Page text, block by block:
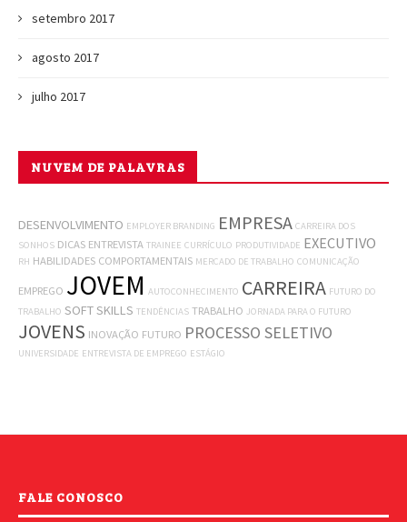
setembro 2017
agosto 2017
julho 2017
NUVEM DE PALAVRAS
DESENVOLVIMENTO EMPLOYER BRANDING EMPRESA CARREIRA DOS
SONHOS DICAS ENTREVISTA TRAINEE CURRÍCULO PRODUTIVIDADE EXECUTIVO
RH HABILIDADES COMPORTAMENTAIS MERCADO DE TRABALHO COMUNICAÇÃO
EMPREGO JOVEM AUTOCONHECIMENTO CARREIRA FUTURO DO
TRABALHO SOFT SKILLS TENDÊNCIAS TRABALHO JORNADA PARA O FUTURO
JOVENS INOVAÇÃO FUTURO PROCESSO SELETIVO
UNIVERSIDADE ENTREVISTA DE EMPREGO ESTÁGIO
FALE CONOSCO